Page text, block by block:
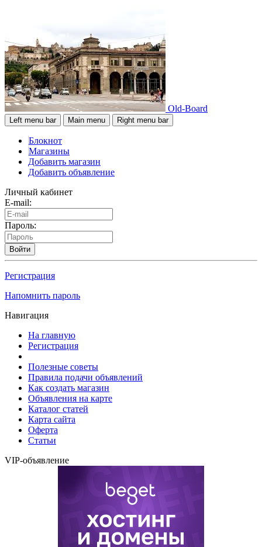
Old-Board
Left menu bar Main menu Right menu bar
Блокнот
Магазины
Добавить магазин
Добавить объявление
Личный кабинет
E-mail:
Пароль:
Войти
Регистрация
Напомнить пароль
Навигация
На главную
Регистрация
Полезные советы
Правила подачи объявлений
Как создать магазин
Объявления на карте
Каталог статей
Карта сайта
Оферта
Статьи
VIP-объявление